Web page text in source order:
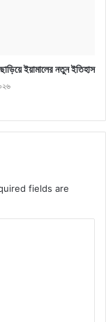
ইয়ামালের নতুন ইতিহাস
fields are